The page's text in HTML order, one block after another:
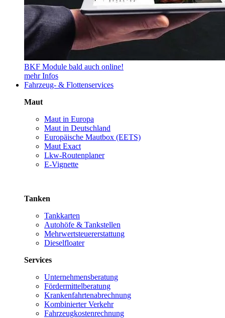
BKF Module bald auch online!
mehr Infos
Fahrzeug- & Flottenservices
Maut
Maut in Europa
Maut in Deutschland
Europäische Mautbox (EETS)
Maut Exact
Lkw-Routenplaner
E-Vignette
Tanken
Tankkarten
Autohöfe & Tankstellen
Mehrwertsteuererstattung
Dieselfloater
Services
Unternehmensberatung
Fördermittelberatung
Krankenfahrtenabrechnung
Kombinierter Verkehr
Fahrzeugkostenrechnung